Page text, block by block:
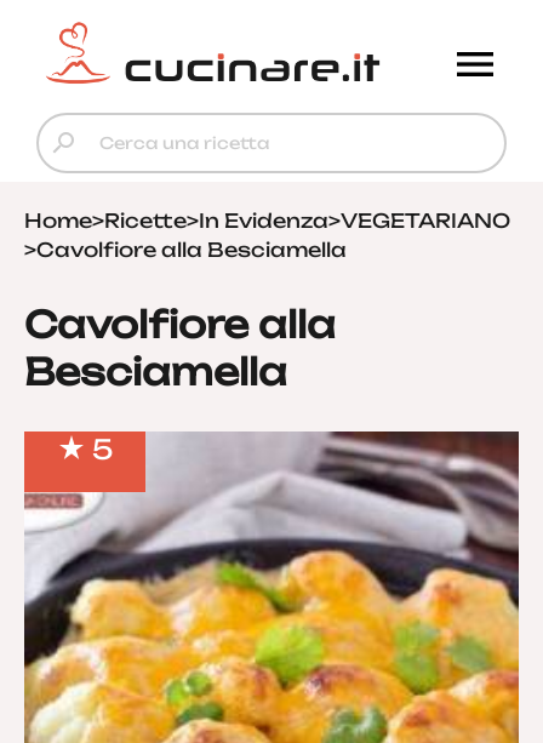
Home>Ricette>In Evidenza>VEGETARIANO
>Cavolfiore alla Besciamella
Cavolfiore alla
Besciamella
5